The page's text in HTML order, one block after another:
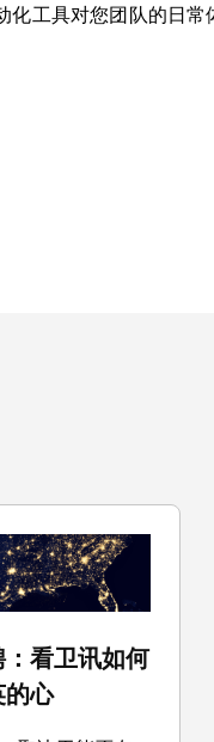
工具对您团队的日
看卫讯如何
的心